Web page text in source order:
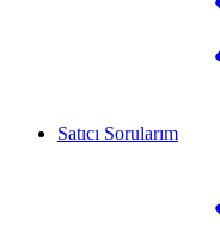
Satıcı Sorularım